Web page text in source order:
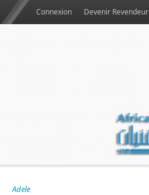
Connexion Devenir Revendeur
Adele